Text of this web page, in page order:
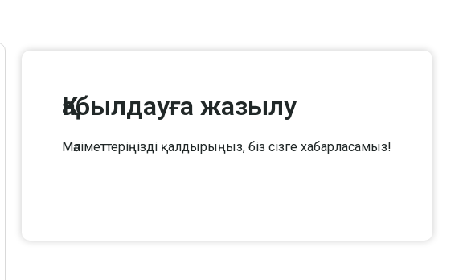
Қабылдауға жазылу
Мәліметтеріңізді қалдырыңыз, біз сізге хабарласамыз!